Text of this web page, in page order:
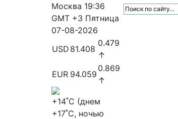
Москва 19:36
GMT +3 Пятница
07-08-2026
USD 81.408
0.479
↑
EUR 94.059
0.869
↑
+14˚C (днем
+17˚C, ночью